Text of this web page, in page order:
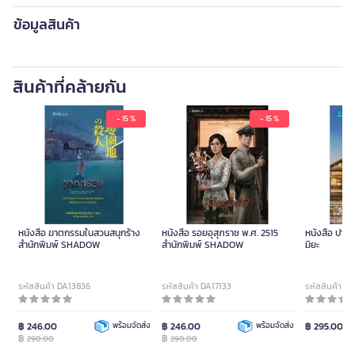
ข้อมูลสินค้า
สินค้าที่คล้ายกัน
- 15 %
หนังสือ ฆาตกรรมในสวนสนุกร้าง
สำนักพิมพ์ SHADOW
รหัสสินค้า DA13836
฿ 246.00
฿ 290.00
พร้อมจัดส่ง
- 15 %
หนังสือ รอยอุสุภราช พ.ศ. 2515
สำนักพิมพ์ SHADOW
รหัสสินค้า DA17133
฿ 246.00
฿ 290.00
พร้อมจัดส่ง
หนังสือ ปาฏิ
มิยะ
รหัสสินค้า
฿ 295.00